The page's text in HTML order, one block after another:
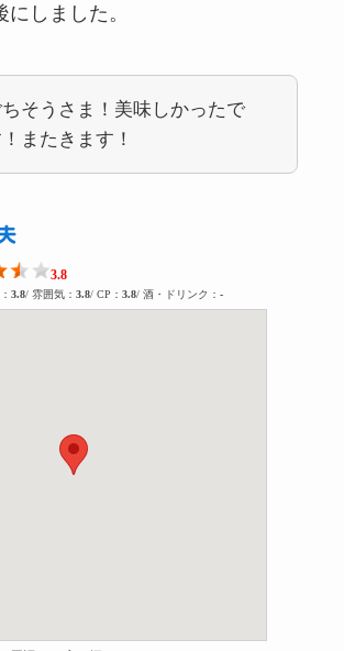
しました。
ちそうさま！美味しかったで
またきます！